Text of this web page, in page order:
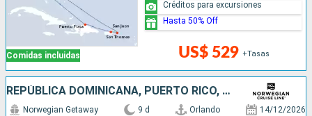
Comidas incluidas US$ 529 +Tasas
Créditos para excursiones
Hasta 50% Off
REPÚBLICA DOMINICANA, PUERTO RICO, BAHAMAS, ESTADOS UNIDOS
Norwegian Getaway 9 d Orlando 14/12/2026